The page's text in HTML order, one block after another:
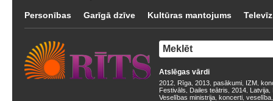
Personības Garīgā dzīve Kultūras mantojums
Atslēgas vārdi
2012 Rīga 2013 pasākumi IZM
Festivāls
Dailes teātris 2014 Latvija
Veselības ministrija koncerti veselība